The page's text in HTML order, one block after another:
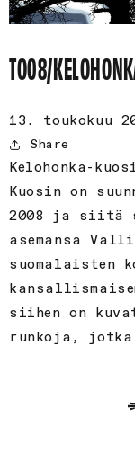
TO08/
13. toukokuu
Share
Kelohonka-
Kuosin on
2008 ja siitä
asemansa
suomalaisten
siihen on
runkoja,